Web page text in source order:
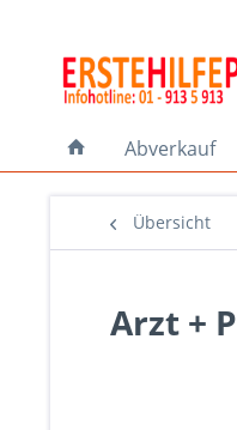
Abverkauf
Übersicht
Arzt +